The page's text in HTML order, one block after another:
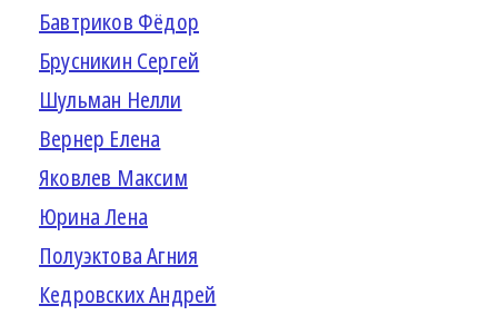
Бавтриков Фёдор
Брусникин Сергей
Шульман Нелли
Вернер Елена
Яковлев Максим
Юрина Лена
Полуэктова Агния
Кедровских Андрей